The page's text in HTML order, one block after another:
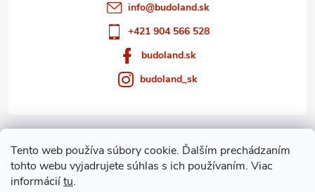
Tento web používa súbory cookie. Ďalším prechádzaním
tohto webu vyjadrujete súhlas s ich používaním. Viac
informáciítu.
info@budoland.sk
+421 904 566 528
budoland.sk
budoland_sk
Informácie pre vás
Blog